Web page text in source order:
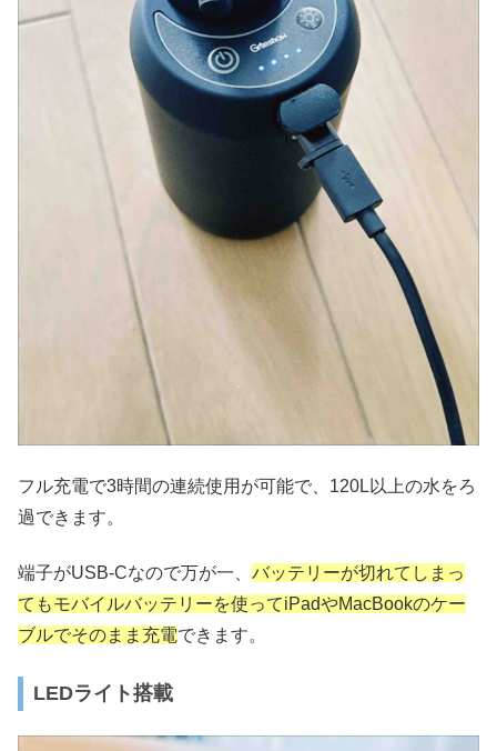
フル充電で3時間の連続使用が可能で、120L以上の水をろ
過できます。
端子がUSB-Cなので万が一、 バッテリーが切れてしまっ
てもモバイルバッテリーを使ってiPadやMacBookのケー
ブルでそのまま充電できます。
LEDライト搭載